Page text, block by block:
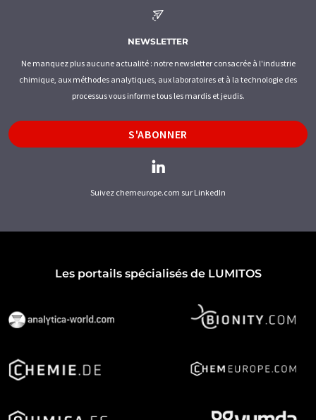
NEWSLETTER
Ne manquez plus aucune actualité : notre newsletter consacrée à l'industrie
chimique, aux méthodes analytiques, aux laboratoires et à la technologie des
processus vous informe tous les mardis et jeudis.
S'ABONNER
Suivez chemeurope.com sur LinkedIn
Les portails spécialisés de LUMITOS